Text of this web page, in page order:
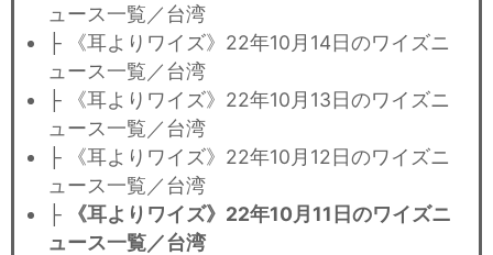
ュース一覧／台湾
├ 《耳よりワイズ》22年10月14日のワイズニ
ュース一覧／台湾
├ 《耳よりワイズ》22年10月13日のワイズニ
ュース一覧／台湾
├ 《耳よりワイズ》22年10月12日のワイズニ
ュース一覧／台湾
├
《耳よりワイズ》22年10月11日のワイズニ
ュース一覧／台湾